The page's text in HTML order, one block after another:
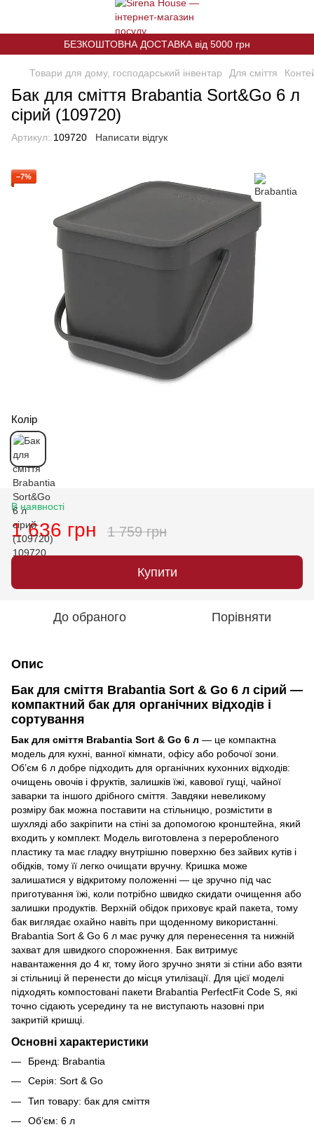
БЕЗКОШТОВНА ДОСТАВКА від 5000 грн
Товари для дому, господарський інвентар Для сміття
Бак для сміття Brabantia Sort&Go 6 л
сірий (109720)
Артикул: 109720 Написати відгук
−7%
Колір
В наявності
1 636 грн 1 759 грн
Купити
До обраного Порівняти
Опис
Бак для сміття Brabantia Sort & Go 6 л сірий —
компактний бак для органічних відходів і
сортування
Бак для сміття Brabantia Sort & Go 6 л — це компактна
модель для кухні, ванної кімнати, офісу або робочої зони.
Об’єм 6 л добре підходить для органічних кухонних відходів:
очищень овочів і фруктів, залишків їжі, кавової гущі, чайної
заварки та іншого дрібного сміття. Завдяки невеликому
розміру бак можна поставити на стільницю, розмістити в
шухляді або закріпити на стіні за допомогою кронштейна, який
входить у комплект. Модель виготовлена з переробленого
пластику та має гладку внутрішню поверхню без зайвих кутів і
обідків, тому її легко очищати вручну. Кришка може
залишатися у відкритому положенні — це зручно під час
приготування їжі, коли потрібно швидко скидати очищення або
залишки продуктів. Верхній обідок приховує край пакета, тому
бак виглядає охайно навіть при щоденному використанні.
Brabantia Sort & Go 6 л має ручку для перенесення та нижній
захват для швидкого спорожнення. Бак витримує
навантаження до 4 кг, тому його зручно зняти зі стіни або взяти
зі стільниці й перенести до місця утилізації. Для цієї моделі
підходять компостовані пакети Brabantia PerfectFit Code S, які
точно сідають усередину та не виступають назовні при
закритій кришці.
Основні характеристики
Бренд: Brabantia
Серія: Sort & Go
Тип товару: бак для сміття
Об’єм: 6 л